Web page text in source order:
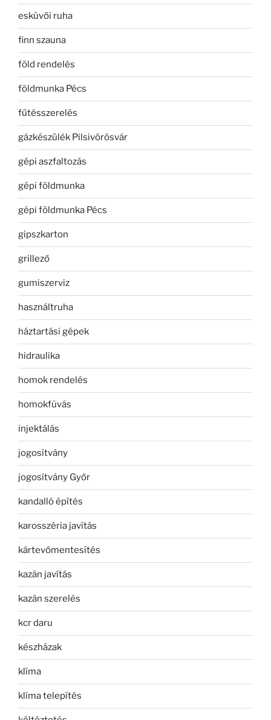
esküvői ruha
finn szauna
föld rendelés
földmunka Pécs
fűtésszerelés
gázkészülék Pilsivörösvár
gépi aszfaltozás
gépi földmunka
gépi földmunka Pécs
gipszkarton
grillező
gumiszerviz
használtruha
háztartási gépek
hidraulika
homok rendelés
homokfúvás
injektálás
jogosítvány
jogosítvány Győr
kandalló építés
karosszéria javítás
kártevőmentesítés
kazán javítás
kazán szerelés
kcr daru
készházak
klíma
klíma telepítés